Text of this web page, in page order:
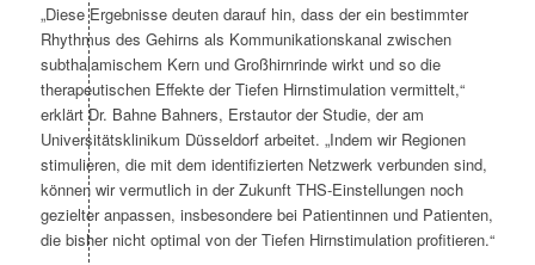
„Diese Ergebnisse deuten darauf hin, dass der ein bestimmter
Rhythmus des Gehirns als Kommunikationskanal zwischen
subthalamischem Kern und Großhirnrinde wirkt und so die
therapeutischen Effekte der Tiefen Hirnstimulation vermittelt,“
erklärt Dr. Bahne Bahners, Erstautor der Studie, der am
Universitätsklinikum Düsseldorf arbeitet. „Indem wir Regionen
stimulieren, die mit dem identifizierten Netzwerk verbunden sind,
können wir vermutlich in der Zukunft THS-Einstellungen noch
gezielter anpassen, insbesondere bei Patientinnen und Patienten,
die bisher nicht optimal von der Tiefen Hirnstimulation profitieren.“